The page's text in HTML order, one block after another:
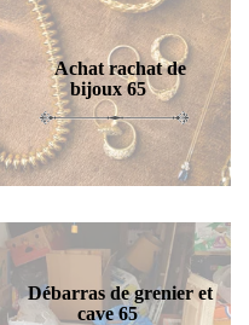
Achat rachat de
bijoux 65
Débarras de grenier et
cave 65